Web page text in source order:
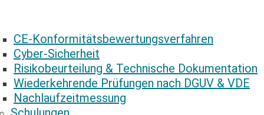
CE-­Konformitäts­bewertungs­verfahren
Cyber-Sicherheit
Risikobeurteilung & Technische ­Dokumentation
Wiederkehrende ­Prüfungen nach DGUV & VDE
Nachlaufzeitmessung